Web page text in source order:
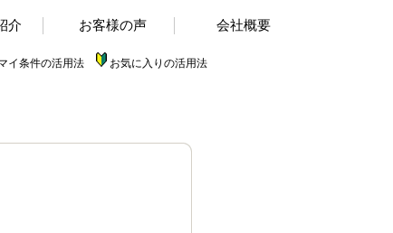
介 お客様の声 会社概要
イ条件の活用法 お気に入りの活用法